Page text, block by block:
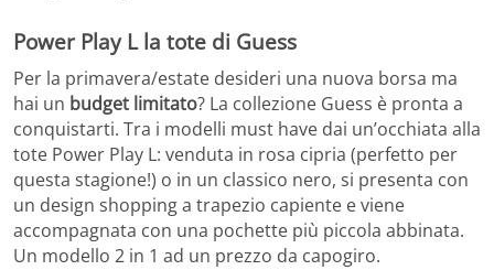
Power Play L la tote di Guess
Per la primavera/estate desideri una nuova borsa ma
hai un budget limitato? La collezione Guess è pronta a
conquistarti. Tra i modelli must have dai un’occhiata alla
tote Power Play L: venduta in rosa cipria (perfetto per
questa stagione!) o in un classico nero, si presenta con
un design shopping a trapezio capiente e viene
accompagnata con una pochette più piccola abbinata.
Un modello 2 in 1 ad un prezzo da capogiro.